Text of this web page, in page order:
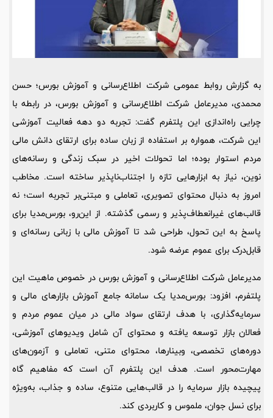
به گزارش روابط عمومی شرکت اطلاع‌رسانی و آموزش بورس؛ حسن
محمدی، مدیرعامل شرکت اطلاع‌رسانی و آموزش بورس، در رابطه با
چرایی راه‌اندازی این پلتفرم گفت: تجربه دو دهه فعالیت آموزشی
این شرکت، همواره بر استفاده از زبان ساده برای ارتقای دانش مالی
مردم استوار بوده؛ اما تحولات اخیر در سبک زندگی و رسانه‌های
نوین، نیاز به ابزارهایی تازه را اجتناب‌ناپذیر ساخته است. مخاطب
امروز به دنبال محتوای تصویری، تعاملی و مبتنی‌بر تجربه است؛ نه
قالب‌های غیرانعطاف‌پذیر و رسمی گذشته. از این‌رو، بورس‌مدیا برای
پاسخ به این تحول، طراحی شد تا آموزش مالی با زبانی رسانه‌ای و
قابل‌درک برای عموم عرضه شود.
مدیرعامل شرکت اطلاع‌رسانی و آموزش بورس در خصوص ماهیت این
پلتفرم، افزود: بورس‌مدیا یک سامانه جامع آموزش بازارهای مالی و
سرمایه‌گذاری، با هدف ارتقای سواد مالی در میان عموم مردم و
فعالان بازار توسعه یافته و محتوای آن شامل ویدیوهای آموزشی،
دوره‌های تخصصی، وبینارها، محتوای متنی، تعاملی و آزمون‌های
مهارت‌محور است. هدف این پلتفرم آن است که مفاهیم گاه
پیچیده بازار سرمایه را در قالب‌هایی متنوع، ساده و جذاب، به‌ویژه
برای نسل جوان، ملموس و کاربردی کند.